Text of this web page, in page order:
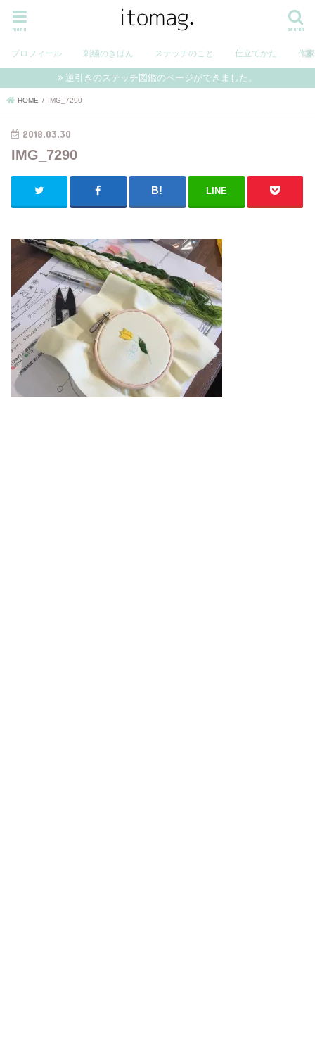
search
menu
プロフィール 刺繍のきほん ステッチのこと 仕立てかた 作
逆引きのステッチ図鑑のページができました。
HOME IMG_7290
2018.03.30
IMG_7290
LINE